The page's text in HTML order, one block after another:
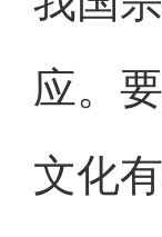
应。
文化